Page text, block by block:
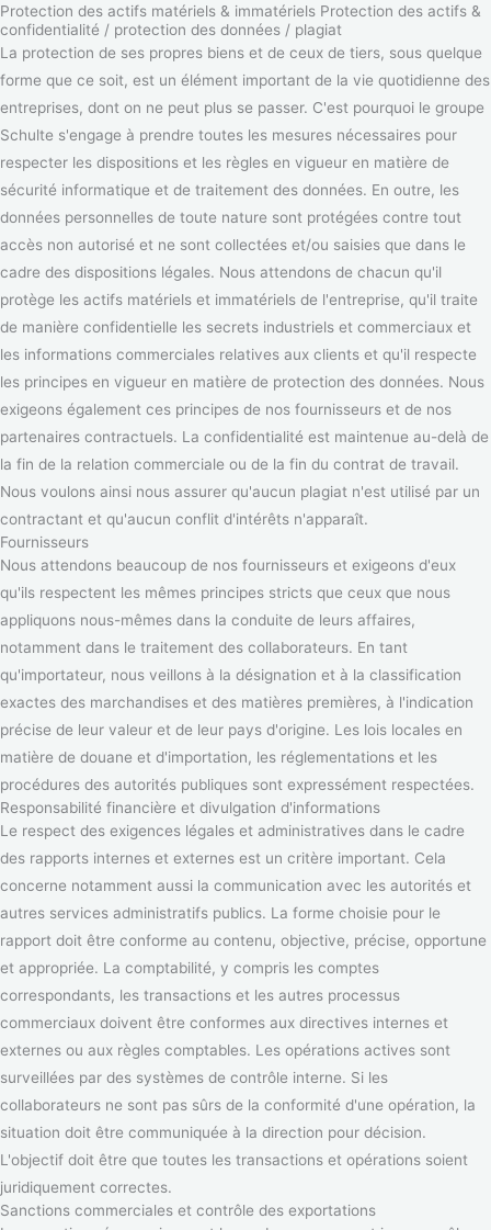
Protection des actifs matériels & immatériels Protection des actifs &
confidentialité / protection des données / plagiat
La protection de ses propres biens et de ceux de tiers, sous quelque
forme que ce soit, est un élément important de la vie quotidienne des
entreprises, dont on ne peut plus se passer. C'est pourquoi le groupe
Schulte s'engage à prendre toutes les mesures nécessaires pour
respecter les dispositions et les règles en vigueur en matière de
sécurité informatique et de traitement des données. En outre, les
données personnelles de toute nature sont protégées contre tout
accès non autorisé et ne sont collectées et/ou saisies que dans le
cadre des dispositions légales. Nous attendons de chacun qu'il
protège les actifs matériels et immatériels de l'entreprise, qu'il traite
de manière confidentielle les secrets industriels et commerciaux et
les informations commerciales relatives aux clients et qu'il respecte
les principes en vigueur en matière de protection des données. Nous
exigeons également ces principes de nos fournisseurs et de nos
partenaires contractuels. La confidentialité est maintenue au-delà de
la fin de la relation commerciale ou de la fin du contrat de travail.
Nous voulons ainsi nous assurer qu'aucun plagiat n'est utilisé par un
contractant et qu'aucun conflit d'intérêts n'apparaît.
Fournisseurs
Nous attendons beaucoup de nos fournisseurs et exigeons d'eux
qu'ils respectent les mêmes principes stricts que ceux que nous
appliquons nous-mêmes dans la conduite de leurs affaires,
notamment dans le traitement des collaborateurs. En tant
qu'importateur, nous veillons à la désignation et à la classification
exactes des marchandises et des matières premières, à l'indication
précise de leur valeur et de leur pays d'origine. Les lois locales en
matière de douane et d'importation, les réglementations et les
procédures des autorités publiques sont expressément respectées.
Responsabilité financière et divulgation d'informations
Le respect des exigences légales et administratives dans le cadre
des rapports internes et externes est un critère important. Cela
concerne notamment aussi la communication avec les autorités et
autres services administratifs publics. La forme choisie pour le
rapport doit être conforme au contenu, objective, précise, opportune
et appropriée. La comptabilité, y compris les comptes
correspondants, les transactions et les autres processus
commerciaux doivent être conformes aux directives internes et
externes ou aux règles comptables. Les opérations actives sont
surveillées par des systèmes de contrôle interne. Si les
collaborateurs ne sont pas sûrs de la conformité d'une opération, la
situation doit être communiquée à la direction pour décision.
L'objectif doit être que toutes les transactions et opérations soient
juridiquement correctes.
Sanctions commerciales et contrôle des exportations